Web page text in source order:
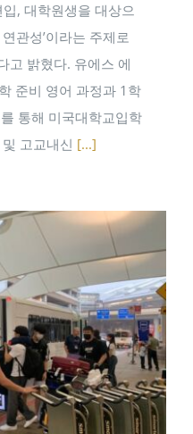
, 대학원생을 대상으
관성’이라는 주제로
고 밝혔다. 유에스 에
준비 영어 과정과 1학
통해 미국대학교입학
고교내신 [...]